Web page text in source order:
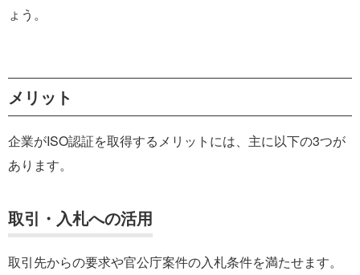
ょう。
メリット
企業がISO認証を取得するメリットには、主に以下の3つが
あります。
取引・入札への活用
取引先からの要求や官公庁案件の入札条件を満たせます。